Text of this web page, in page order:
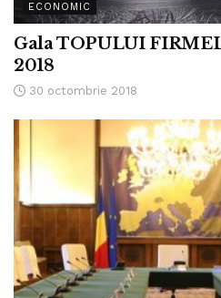
ECONOMIC
Gala TOPULUI
2018
30 octombrie 2018